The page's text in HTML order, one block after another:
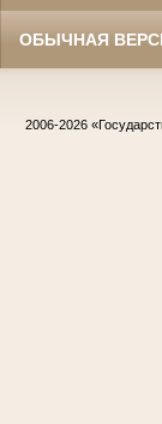
ОБЫЧНАЯ
2006-2026